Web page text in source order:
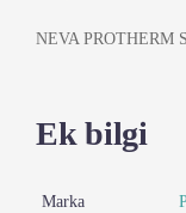
NEVA PROTHERM
Ek bilgi
Marka